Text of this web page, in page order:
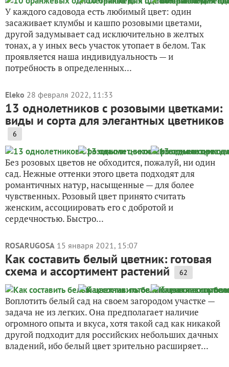
У каждого садовода есть любимый цвет: один
засаживает клумбы и кашпо розовыми цветами,
другой задумывает сад исключительно в желтых
тонах, а у иных весь участок утопает в белом. Так
проявляется наша индивидуальность — и
потребность в определенных...
Eleko 28 февраля 2022, 11:33
13 однолетников с розовыми цветками:
виды и сорта для элегантных цветников
6
Без розовых цветов не обходится, пожалуй, ни один
сад. Нежные оттенки этого цвета подходят для
романтичных натур, насыщенные — для более
чувственных. Розовый цвет принято считать
женским, ассоциировать его с добротой и
сердечностью. Быстро...
ROSARUGOSA 15 января 2021, 15:07
Как составить белый цветник: готовая
схема и ассортимент растений 62
Воплотить белый сад на своем загородом участке —
задача не из легких. Она предполагает наличие
огромного опыта и вкуса, хотя такой сад как никакой
другой подходит для российских небольших дачных
владений, ибо белый цвет зрительно расширяет...